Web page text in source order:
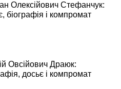
Олексійович Стефанчук:
біографія і компромат
Овсійович Драюк:
досьє і компромат